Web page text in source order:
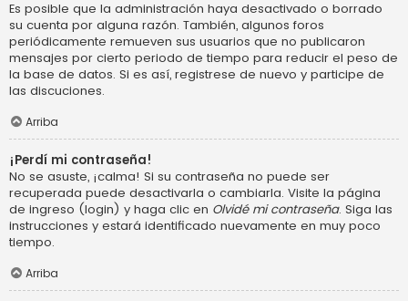
Es posible que la administración haya desactivado o borrado
su cuenta por alguna razón. También, algunos foros
periódicamente remueven sus usuarios que no publicaron
mensajes por cierto periodo de tiempo para reducir el peso de
la base de datos. Si es así, registrese de nuevo y participe de
las discuciones.
Arriba
¡Perdí mi contraseña!
No se asuste, ¡calma! Si su contraseña no puede ser
recuperada puede desactivarla o cambiarla. Visite la página
de ingreso (login) y haga clic en Olvidé mi contraseña. Siga las
instrucciones y estará identificado nuevamente en muy poco
tiempo.
Arriba